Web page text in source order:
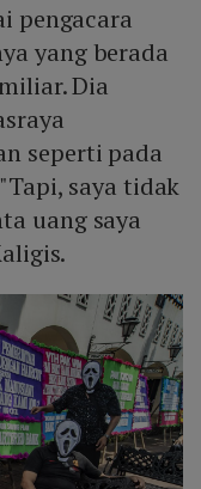
pengacara
yang berada
Dia
seperti pada
saya tidak
uang saya